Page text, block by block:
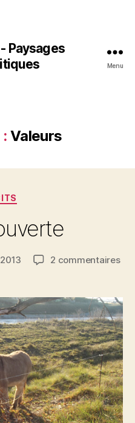
Paysages
Menu
Valeurs
2 commentairessur